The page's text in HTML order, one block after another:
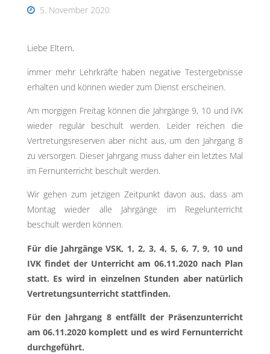
5. November 2020
Liebe Eltern,
immer mehr Lehrkräfte haben negative Testergebnisse
erhalten und können wieder zum Dienst erscheinen.
Am morgigen Freitag können die Jahrgänge 9, 10 und IVK
wieder regulär beschult werden. Leider reichen die
Vertretungsreserven aber nicht aus, um den Jahrgang 8
zu versorgen. Dieser Jahrgang muss daher ein letztes Mal
im Fernunterricht beschult werden.
Wir gehen zum jetzigen Zeitpunkt davon aus, dass am
Montag wieder alle Jahrgänge im Regelunterricht
beschult werden können.
Für die Jahrgänge VSK, 1, 2, 3, 4, 5, 6, 7, 9, 10 und
IVK findet der Unterricht am 06.11.2020 nach Plan
statt. Es wird in einzelnen Stunden aber natürlich
Vertretungsunterricht stattfinden.
Für den Jahrgang 8 entfällt der Präsenzunterricht
am 06.11.2020 komplett und es wird Fernunterricht
durchgeführt.